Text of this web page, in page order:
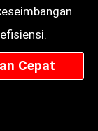
Cepat